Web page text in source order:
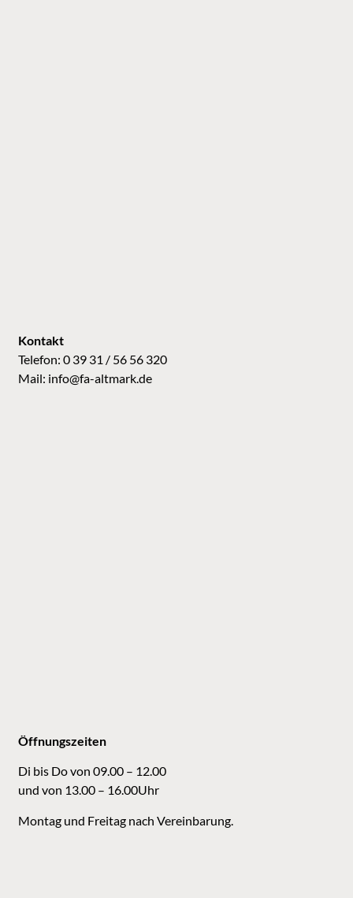
Öffnungszeiten
Di bis Do von 09.00 – 12.00
und von 13.00 – 16.00Uhr
Montag und Freitag nach Vereinbarung.
Kontakt
Telefon: 0 39 31 / 56 56 320
Mail: info@fa-altmark.de